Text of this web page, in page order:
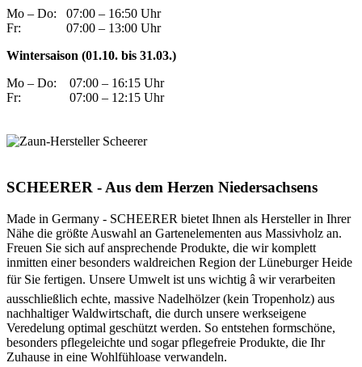
Mo – Do:
07:00 – 16:50 Uhr
Fr:
07:00 – 13:00 Uhr
Wintersaison (01.10. bis 31.03.)
Mo – Do:
07:00 – 16:15 Uhr
Fr:
07:00 – 12:15 Uhr
SCHEERER - Aus dem Herzen Niedersachsens
Made in Germany - SCHEERER bietet Ihnen als Hersteller in Ihrer
Nähe die größte Auswahl an Gartenelementen aus Massivholz an.
Freuen Sie sich auf ansprechende Produkte, die wir komplett
inmitten einer besonders waldreichen Region der Lüneburger Heide
für Sie fertigen. Unsere Umwelt ist uns wichtig â wir verarbeiten
ausschließlich echte, massive Nadelhölzer (kein Tropenholz) aus
nachhaltiger Waldwirtschaft, die durch unsere werkseigene
Veredelung optimal geschützt werden. So entstehen formschöne,
besonders pflegeleichte und sogar pflegefreie Produkte, die Ihr
Zuhause in eine Wohlfühloase verwandeln.